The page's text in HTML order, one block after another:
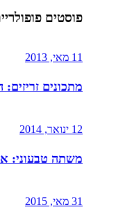
פוסטים
11 מאי, 2013
מתכונים
12 ינואר, 2014
משתה טבעוני:
31 מאי, 2015